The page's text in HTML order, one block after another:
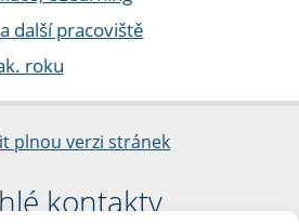
další pracoviště
roku
plnou verzi stránek
kontakty